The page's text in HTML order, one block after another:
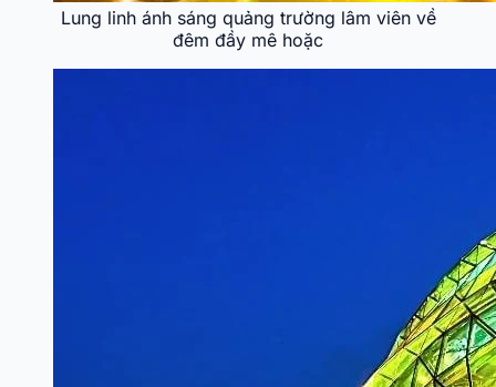
Lung linh ánh sáng quảng trường lâm viên về
đêm đầy mê hoặc